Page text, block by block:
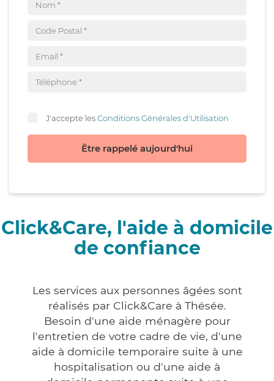
J'accepte lesConditions Générales d'Utilisation
Être rappelé aujourd'hui
Click&Care, l'aide à domicile
de confiance
Les services aux personnes âgées sont
réalisés par Click&Care à Thésée.
Besoin d'une aide ménagère pour
l'entretien de votre cadre de vie, d'une
aide à domicile temporaire suite à une
hospitalisation ou d'une aide à